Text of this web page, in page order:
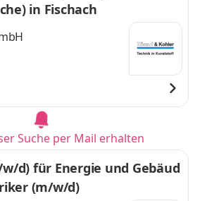
in Fischach
Suche per Mail erhalten
d) für Energie und Gebäud
(m/w/d)